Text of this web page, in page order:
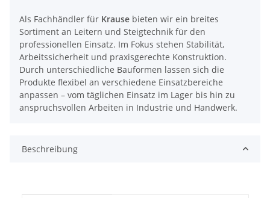
Als Fachhändler für Krause bieten wir ein breites
Sortiment an Leitern und Steigtechnik für den
professionellen Einsatz. Im Fokus stehen Stabilität,
Arbeitssicherheit und praxisgerechte Konstruktion.
Durch unterschiedliche Bauformen lassen sich die
Produkte flexibel an verschiedene Einsatzbereiche
anpassen – vom täglichen Einsatz im Lager bis hin zu
anspruchsvollen Arbeiten in Industrie und Handwerk.
Beschreibung